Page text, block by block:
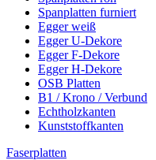
Spanplatten furniert
Egger weiß
Egger U-Dekore
Egger F-Dekore
Egger H-Dekore
OSB Platten
B1 / Krono / Verbund
Echtholzkanten
Kunststoffkanten
Faserplatten